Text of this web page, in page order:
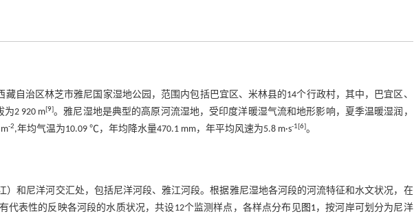
于西藏自治区林芝市雅尼国家湿地公园，范围内包括巴宜区、米林县的14个行政村，其中，巴宜区、
为2 920 m[9]。雅尼湿地是典型的高原河流湿地，受印度洋暖湿气流和地形影响，夏季温暖湿润，
-2,年均气温为10.09 ℃，年均降水量470.1 mm，年平均风速为5.8 m·s-1[6]。
和尼洋河交汇处，包括尼洋河段、雅江河段。根据雅尼湿地各河段的河流特征和水文状况，在
代表性的反映各河段的水质状况，共设12个监测样点，各样点分布见图1，按河岸可划分为尼洋